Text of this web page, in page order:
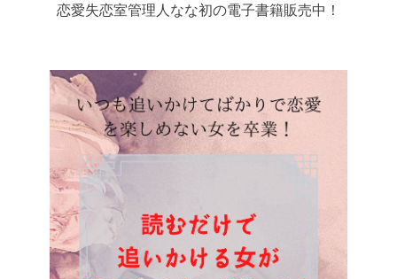
恋愛失恋室管理人なな初の電子書籍販売中！